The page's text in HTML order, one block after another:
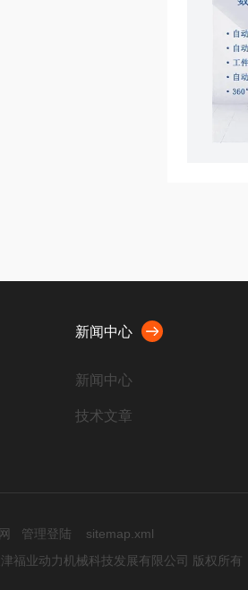
新闻中心
新闻中心
技术文章
管理登陆
sitemap.xml
福业动力机械科技发展有限公司 版权所有